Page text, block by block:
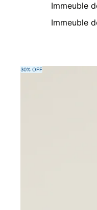
Immeuble
Immeuble
Passer aux
30% OFF